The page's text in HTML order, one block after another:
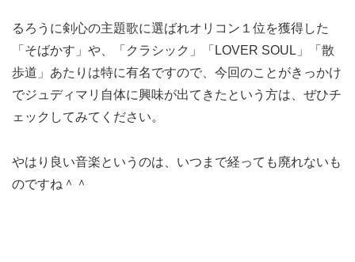
るろうに剣心の主題歌に選ばれオリコン１位を獲得した
「そばかす」や、「クラシック」「LOVER SOUL」「散
歩道」あたりは特に有名ですので、今回のことがきっかけ
でジュディマリ自体に興味が出てきたという方は、ぜひチ
ェックしてみてください。
やはり良い音楽というのは、いつまで経っても廃れないも
のですね＾＾